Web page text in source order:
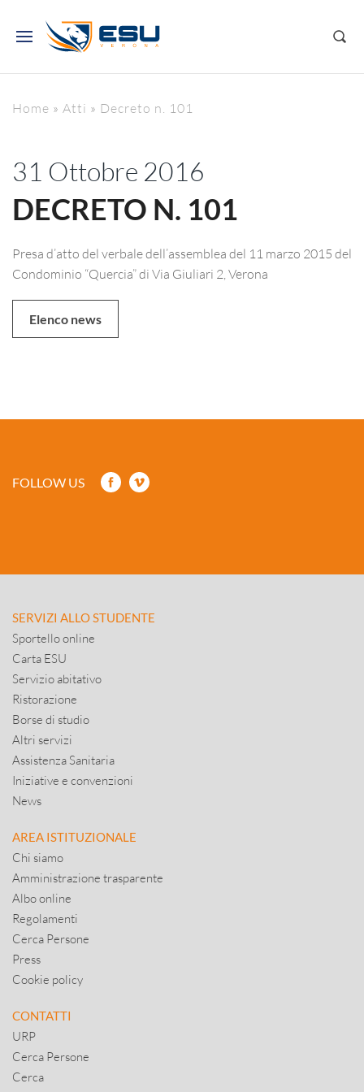
Home » Atti » Decreto n. 101
31 Ottobre 2016
DECRETO N. 101
Presa d’atto del verbale dell’assemblea del 11 marzo 2015 del
Condominio “Quercia” di Via Giuliari 2, Verona
Elenco news
FOLLOW US
SERVIZI ALLO STUDENTE
Sportello online
Carta ESU
Servizio abitativo
Ristorazione
Borse di studio
Altri servizi
Assistenza Sanitaria
Iniziative e convenzioni
News
AREA ISTITUZIONALE
Chi siamo
Amministrazione trasparente
Albo online
Regolamenti
Cerca Persone
Press
Cookie policy
CONTATTI
URP
Cerca Persone
Cerca